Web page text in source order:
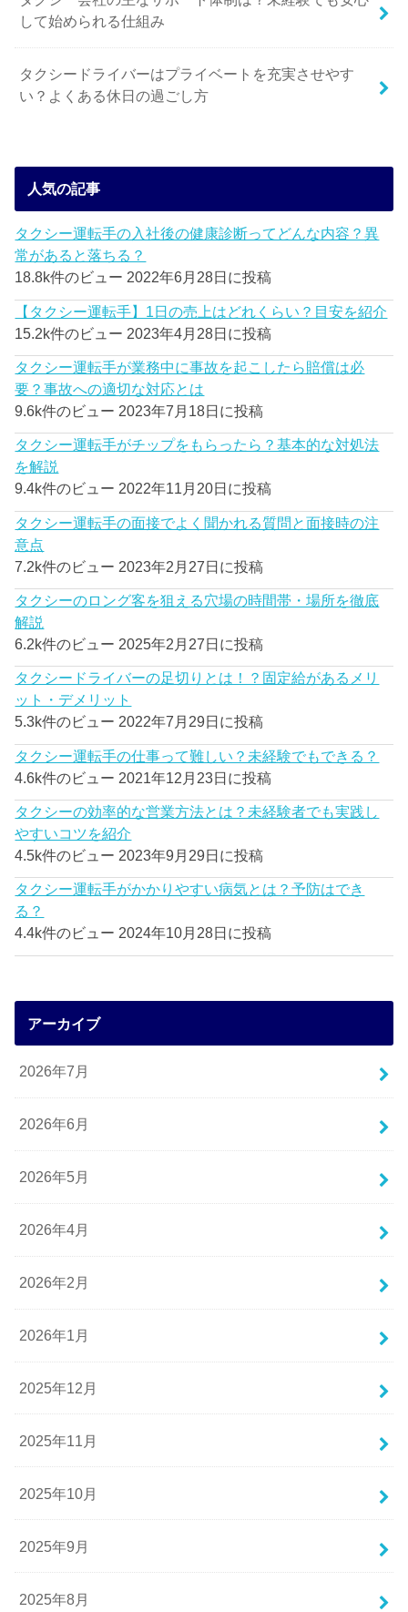
して始められる仕組み
タクシードライバーはプライベートを充実させやす
い？よくある休日の過ごし方
人気の記事
タクシー運転手の入社後の健康診断ってどんな内容？異
常があると落ちる？
18.8k件のビュー 2022年6月28日に投稿
【タクシー運転手】1日の売上はどれくらい？目安を紹介
15.2k件のビュー 2023年4月28日に投稿
タクシー運転手が業務中に事故を起こしたら賠償は必
要？事故への適切な対応とは
9.6k件のビュー 2023年7月18日に投稿
タクシー運転手がチップをもらったら？基本的な対処法
を解説
9.4k件のビュー 2022年11月20日に投稿
タクシー運転手の面接でよく聞かれる質問と面接時の注
意点
7.2k件のビュー 2023年2月27日に投稿
タクシーのロング客を狙える穴場の時間帯・場所を徹底
解説
6.2k件のビュー 2025年2月27日に投稿
タクシードライバーの足切りとは！？固定給があるメリ
ット・デメリット
5.3k件のビュー 2022年7月29日に投稿
タクシー運転手の仕事って難しい？未経験でもできる？
4.6k件のビュー 2021年12月23日に投稿
タクシーの効率的な営業方法とは？未経験者でも実践し
やすいコツを紹介
4.5k件のビュー 2023年9月29日に投稿
タクシー運転手がかかりやすい病気とは？予防はでき
る？
4.4k件のビュー 2024年10月28日に投稿
アーカイブ
2026年7月
2026年6月
2026年5月
2026年4月
2026年2月
2026年1月
2025年12月
2025年11月
2025年10月
2025年9月
2025年8月